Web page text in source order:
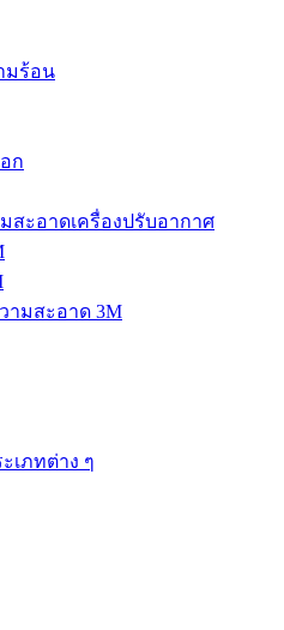
มร้อน
ก
สะอาดเครื่องปรับอากาศ
ามสะอาด 3M
เภทต่าง ๆ